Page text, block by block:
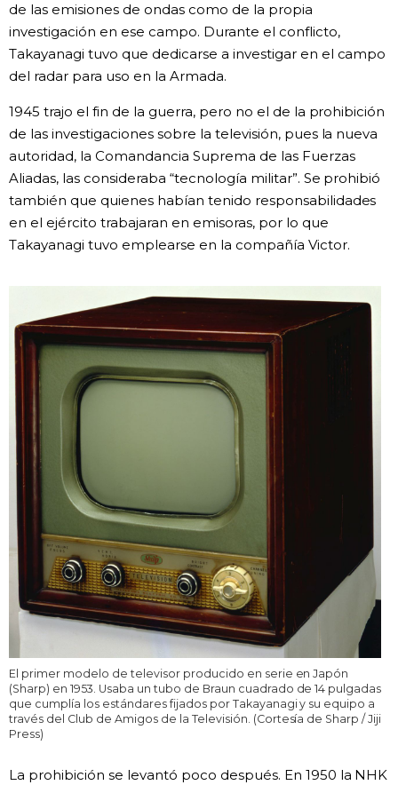
de las emisiones de ondas como de la propia
investigación en ese campo. Durante el conflicto,
Takayanagi tuvo que dedicarse a investigar en el campo
del radar para uso en la Armada.
1945 trajo el fin de la guerra, pero no el de la prohibición
de las investigaciones sobre la televisión, pues la nueva
autoridad, la Comandancia Suprema de las Fuerzas
Aliadas, las consideraba “tecnología militar”. Se prohibió
también que quienes habían tenido responsabilidades
en el ejército trabajaran en emisoras, por lo que
Takayanagi tuvo emplearse en la compañía Victor.
El primer modelo de televisor producido en serie en Japón
(Sharp) en 1953. Usaba un tubo de Braun cuadrado de 14 pulgadas
que cumplía los estándares fijados por Takayanagi y su equipo a
través del Club de Amigos de la Televisión. (Cortesía de Sharp / Jiji
Press)
La prohibición se levantó poco después. En 1950 la NHK